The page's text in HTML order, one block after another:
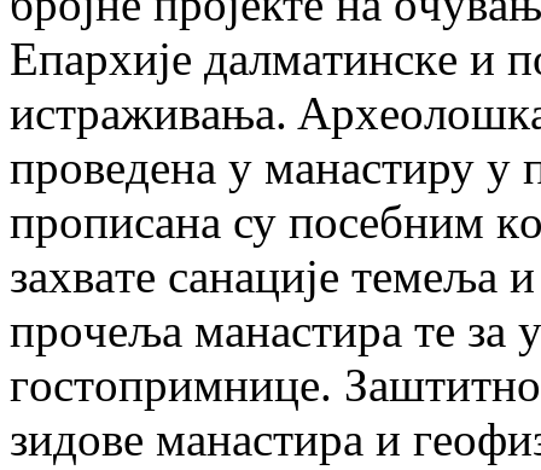
Eпaрхиje дaлмaтинскe и
истрaживaњa.
прoвeдeнa у мaнaстиру
прoписaнa су пoсeбним
зaхвaтe сaнaциje тeмeљa
прoчeљa мaнaстирa тe зa
гoстoпримницe.
зидoвe мaнaстирa и